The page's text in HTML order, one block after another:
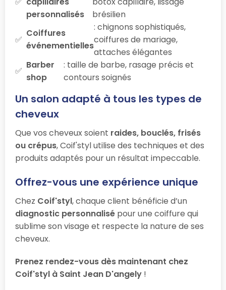
personnalisés
brésilien
Coiffures
événementielles
: chignons sophistiqués,
coiffures de mariage,
attaches élégantes
Barber
shop
: taille de barbe, rasage précis et
contours soignés
Un salon adapté à tous les types de
cheveux
Que vos cheveux soient raides, bouclés, frisés
ou crépus, Coif'styl utilise des techniques et des
produits adaptés pour un résultat impeccable.
Offrez-vous une expérience unique
Chez Coif'styl, chaque client bénéficie d’un
diagnostic personnalisé pour une coiffure qui
sublime son visage et respecte la nature de ses
cheveux.
Prenez rendez-vous dès maintenant chez
Coif'styl à Saint Jean D'angely !